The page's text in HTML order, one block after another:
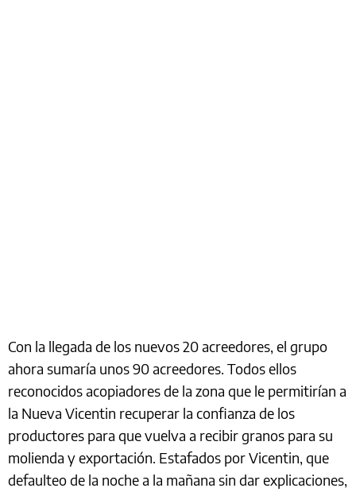
Con la llegada de los nuevos 20 acreedores, el grupo
ahora sumaría unos 90 acreedores. Todos ellos
reconocidos acopiadores de la zona que le permitirían a
la Nueva Vicentin recuperar la confianza de los
productores para que vuelva a recibir granos para su
molienda y exportación. Estafados por Vicentin, que
defaulteo de la noche a la mañana sin dar explicaciones,